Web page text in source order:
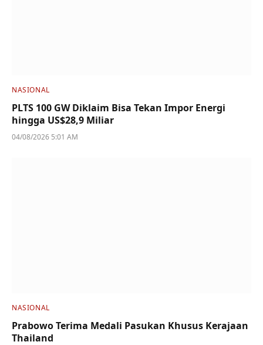
NASIONAL
PLTS 100 GW Diklaim Bisa Tekan Impor Energi
hingga US$28,9 Miliar
04/08/2026 5:01 AM
NASIONAL
Prabowo Terima Medali Pasukan Khusus Kerajaan
Thailand